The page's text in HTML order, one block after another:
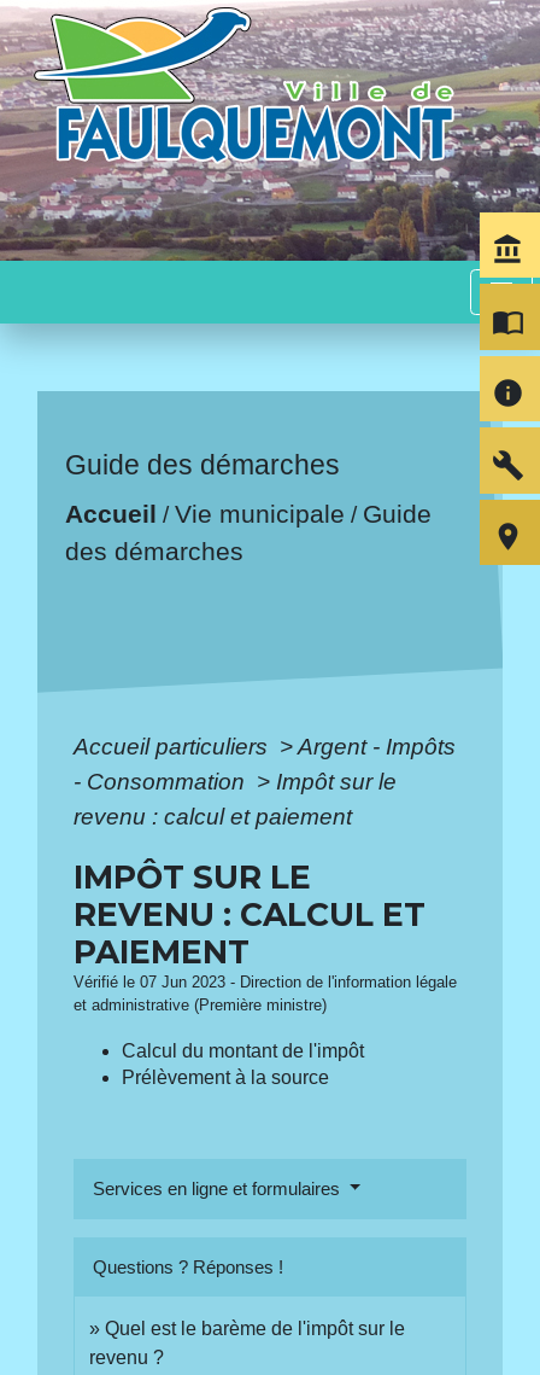
menu
Guide des démarches
Accueil /Vie municipale / Guide
des démarches
Accueil particuliers >Argent - Impôts
- Consommation > Impôt sur le
revenu : calcul et paiement
IMPÔT SUR LE
REVENU : CALCUL ET
PAIEMENT
Vérifié le 07 Jun 2023 - Direction de l'information légale
et administrative (Première ministre)
Calcul du montant de l'impôt
Prélèvement à la source
Services en ligne et formulaires
Questions ? Réponses !
Quel est le barème de l'impôt sur le
revenu ?
account_balance
import_contacts
info
build
room